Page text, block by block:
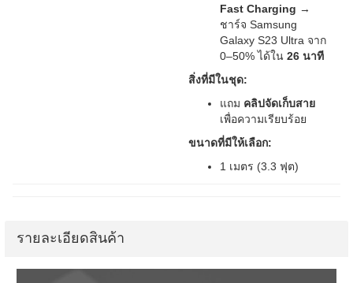
Fast Charging →
ชาร์จ Samsung
Galaxy S23 Ultra จาก
0–50% ได้ใน 26 นาที
สิ่งที่มีในชุด:
แถม คลิปจัดเก็บสาย
เพื่อความเรียบร้อย
ขนาดที่มีให้เลือก:
1 เมตร (3.3 ฟุต)
รายละเอียดสินค้า